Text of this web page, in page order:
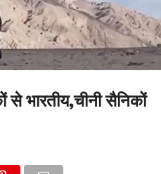
से भारतीय,चीनी सैनिकों